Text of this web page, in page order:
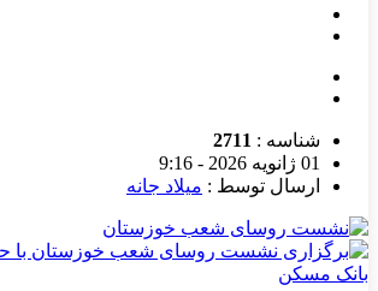
شناسه : 2711
01 ژانویه 2026 - 9:16
ارسال توسط : میلاد جانه